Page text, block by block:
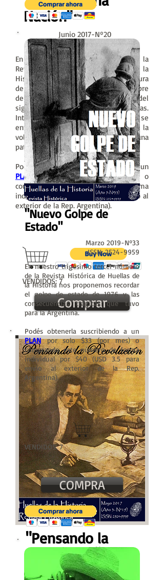
"Pensando la
Revolución"
Mayo 2017-Nº19
Nación"
Junio 2017-Nº20
ISSN:2524-9959
En nuestro vigecimo número de la
Revista Histórica de Huellas de la
Historia nos proponemos tomar la figura
de Manuel Belgrano como un hombre
de época, poniéndolo en el contexto del
siglo XIX con sus luces y sus sombras.
Intentaremos pensar de que forma se
entronca su proyecto de país con la
voluntad creadora de símbolos para una
patria nueva.
Podés obtenerla suscribiendo a un
PLAN
por solo $25 (por mes) o
comprando este número de forma
individual por $35 (USD 3.5 para envio al
exterior de la Rep. Argentina).
VENDIDOS: 7
Comprar
"Nuevo Golpe de
Estado"
Marzo 2019-Nº33
ISSN:2524-9959
En nuestro trigésimo tercer número
de la Revista Histórica de Huellas de
la Historia nos proponemos recordar
el golpe de estado de 1976 y las
consecuencias tragicas que tuvo
para la Argentina.
Podés obtenerla suscribiendo a un
PLAN
por solo $33 (por mes) o
comprando este número de forma
individual por $40 (USD 3.5 para
envio al exterior de la Rep.
Argentina).
VENDIDOS: 7
COMPRA